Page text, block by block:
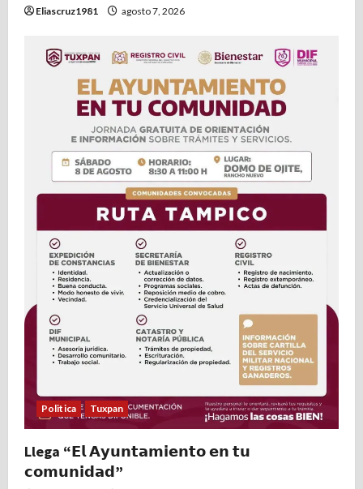
Eliascruz1981 agosto 7, 2026
Politica Tuxpan
Llega “𝗘𝗹 𝗔𝘆𝘂𝗻𝘁𝗮𝗺𝗶𝗲𝗻𝘁𝗼 𝗲𝗻 𝘁𝘂
𝗰𝗼𝗺𝘂𝗻𝗶𝗱𝗮𝗱”